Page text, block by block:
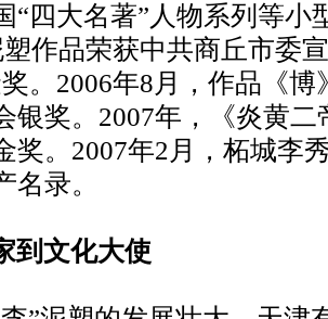
“四大名著”人物系列等小
作品荣获中共商丘市委
。2006年8月，作品《
银奖。2007年，《炎黄
奖。2007年2月，柘城李
名录。
到文化大使